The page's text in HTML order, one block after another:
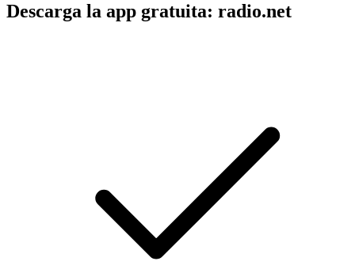
Descarga la app gratuita: radio.net